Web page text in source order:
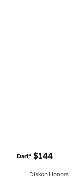
Dari* $144
Diskon Honors